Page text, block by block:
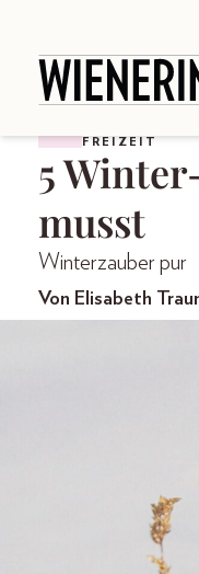
FREIZEIT
5
musst
Winterzauber pur
Von Elisabeth